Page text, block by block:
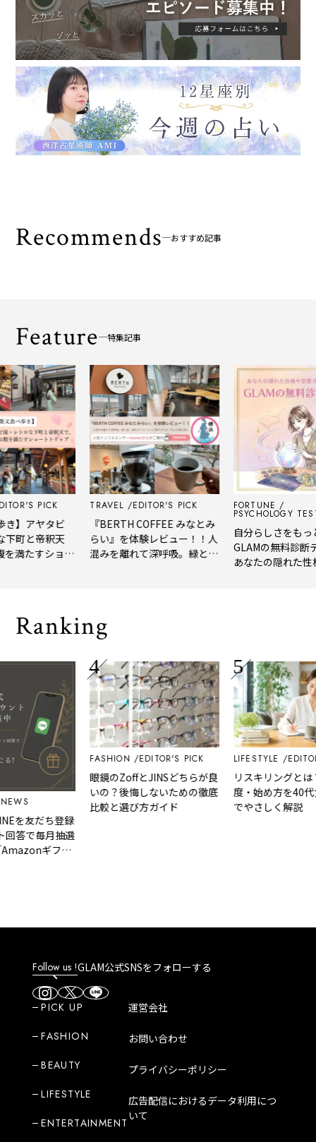
Recommends おすすめ記事
Feature 特集記事
PICK
ヤタビ
帝釈天
すショー
TRAVEL EDITOR'S PICK
『BERTH COFFEE みなとみ
らい』を体験レビュー！！人
混みを離れて深呼吸。緑と
FORTUNE
PSYCHOLOGY TEST
自分らしさをもっと知
GLAMの無料診断テス
あなたの隠れた性格や
Ranking
だち登録
毎月抽選
ギフト
FASHION EDITOR'S PICK
眼鏡のZoffとJINSどちらが良
いの？後悔しないための徹底
比較と選び方ガイド
LIFESTYLE EDITOR'S
リスキリングとは？意
度・始め方を40代女性
でやさしく解説
Follow us !GLAM公式SNSをフォローする
PICK UP
FASHION
BEAUTY
LIFESTYLE
ENTERTAINMENT
運営会社
お問い合わせ
プライバシーポリシー
広告配信におけるデータ利用につ
いて